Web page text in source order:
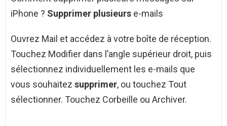
iPhone ? Supprimer plusieurs e-mails
Ouvrez Mail et accédez à votre boîte de réception.
Touchez Modifier dans l’angle supérieur droit, puis
sélectionnez individuellement les e-mails que
vous souhaitez supprimer, ou touchez Tout
sélectionner. Touchez Corbeille ou Archiver.